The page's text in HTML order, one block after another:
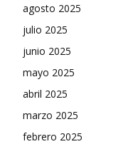
agosto 2025
julio 2025
junio 2025
mayo 2025
abril 2025
marzo 2025
febrero 2025